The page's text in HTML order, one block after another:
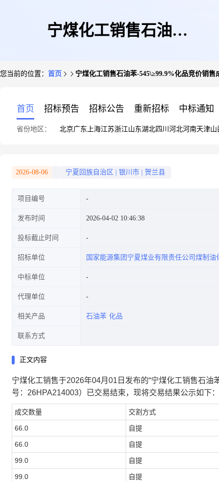
宁煤化工销售石油
26HPA214003)
您当前的位置： 首页 宁煤化工销售石油苯-545\≥99.9%化品竞价销售
首页 招标预告 招标公告 重新招标 中标通知
省份地区： 北京广东 上海江苏浙江山东湖北四川 河北河南天津山
2026-08-06 宁夏回族自治区 银川市 贺兰县
项目编号
发布时间 2026-04-02 10:46:38
投标截止时间
招标单位 国家能源集团宁夏煤业有限责任公司煤制油
中标单位
代理单位
相关产品 石油苯 化品
联系方式
正文内容
宁煤化工销售于2026年04月01日 发布的“宁煤化工销售石油
号： 26HPA214003）已交易结束，现将交易结果公示如下：
成交数量 交割方式
66.0 自提
66.0 自提
99.0 自提
99.0 自提